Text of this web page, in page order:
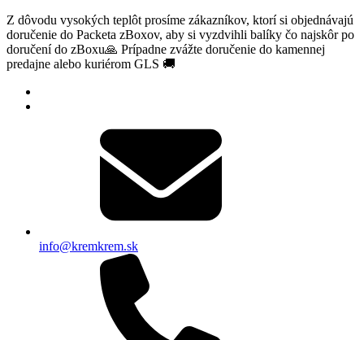
Z dôvodu vysokých teplôt prosíme zákazníkov, ktorí si objednávajú
doručenie do Packeta zBoxov, aby si vyzdvihli balíky čo najskôr po
doručení do zBoxu🙏 Prípadne zvážte doručenie do kamennej
predajne alebo kuriérom GLS 🚚
info@kremkrem.sk